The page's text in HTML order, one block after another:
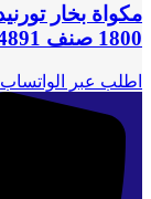
1800 صنف 4891
اطلب عبر الواتساب